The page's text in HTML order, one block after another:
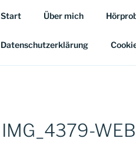
Start Über mich
Datenschutzerklärung
IMG_4379-WEB